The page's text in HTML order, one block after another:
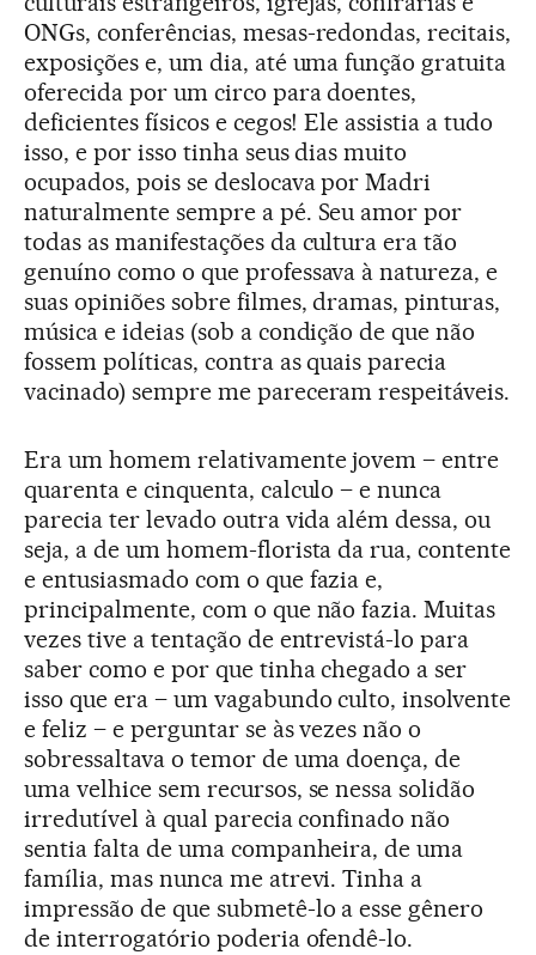
ONGs, conferências, mesas-redondas, recitais,
exposições e, um dia, até uma função gratuita
oferecida por um circo para doentes,
deficientes físicos e cegos! Ele assistia a tudo
isso, e por isso tinha seus dias muito
ocupados, pois se deslocava por Madri
naturalmente sempre a pé. Seu amor por
todas as manifestações da cultura era tão
genuíno como o que professava à natureza, e
suas opiniões sobre filmes, dramas, pinturas,
música e ideias (sob a condição de que não
fossem políticas, contra as quais parecia
vacinado) sempre me pareceram respeitáveis.
Era um homem relativamente jovem – entre
quarenta e cinquenta, calculo – e nunca
parecia ter levado outra vida além dessa, ou
seja, a de um homem-florista da rua, contente
e entusiasmado com o que fazia e,
principalmente, com o que não fazia. Muitas
vezes tive a tentação de entrevistá-lo para
saber como e por que tinha chegado a ser
isso que era – um vagabundo culto, insolvente
e feliz – e perguntar se às vezes não o
sobressaltava o temor de uma doença, de
uma velhice sem recursos, se nessa solidão
irredutível à qual parecia confinado não
sentia falta de uma companheira, de uma
família, mas nunca me atrevi. Tinha a
impressão de que submetê-lo a esse gênero
de interrogatório poderia ofendê-lo.